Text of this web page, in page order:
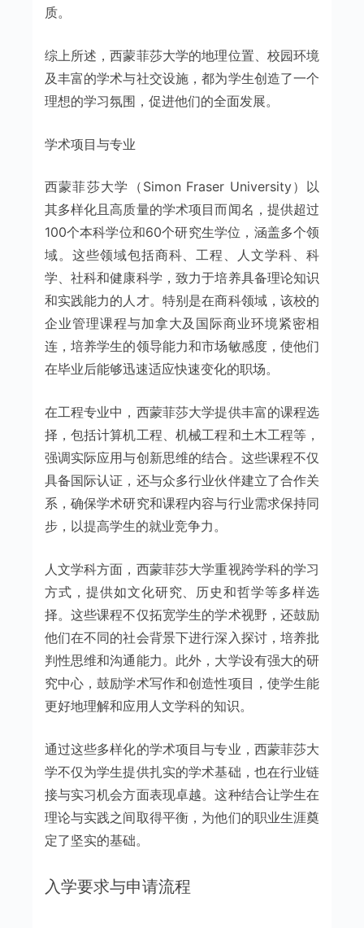
质。
综上所述，西蒙菲莎大学的地理位置、校园环境
及丰富的学术与社交设施，都为学生创造了一个
理想的学习氛围，促进他们的全面发展。
学术项目与专业
西蒙菲莎大学（Simon Fraser University）以
其多样化且高质量的学术项目而闻名，提供超过
100个本科学位和60个研究生学位，涵盖多个领
域。这些领域包括商科、工程、人文学科、科
学、社科和健康科学，致力于培养具备理论知识
和实践能力的人才。特别是在商科领域，该校的
企业管理课程与加拿大及国际商业环境紧密相
连，培养学生的领导能力和市场敏感度，使他们
在毕业后能够迅速适应快速变化的职场。
在工程专业中，西蒙菲莎大学提供丰富的课程选
择，包括计算机工程、机械工程和土木工程等，
强调实际应用与创新思维的结合。这些课程不仅
具备国际认证，还与众多行业伙伴建立了合作关
系，确保学术研究和课程内容与行业需求保持同
步，以提高学生的就业竞争力。
人文学科方面，西蒙菲莎大学重视跨学科的学习
方式，提供如文化研究、历史和哲学等多样选
择。这些课程不仅拓宽学生的学术视野，还鼓励
他们在不同的社会背景下进行深入探讨，培养批
判性思维和沟通能力。此外，大学设有强大的研
究中心，鼓励学术写作和创造性项目，使学生能
更好地理解和应用人文学科的知识。
通过这些多样化的学术项目与专业，西蒙菲莎大
学不仅为学生提供扎实的学术基础，也在行业链
接与实习机会方面表现卓越。这种结合让学生在
理论与实践之间取得平衡，为他们的职业生涯奠
定了坚实的基础。
入学要求与申请流程